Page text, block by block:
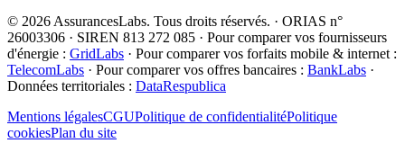
© 2026 AssurancesLabs. Tous droits réservés. · ORIAS n°
26003306 · SIREN 813 272 085 · Pour comparer vos fournisseurs
d'énergie : GridLabs · Pour comparer vos forfaits mobile & internet :
TelecomLabs · Pour comparer vos offres bancaires : BankLabs ·
Données territoriales : DataRespublica
Mentions légalesCGUPolitique de confidentialitéPolitique
cookiesPlan du site